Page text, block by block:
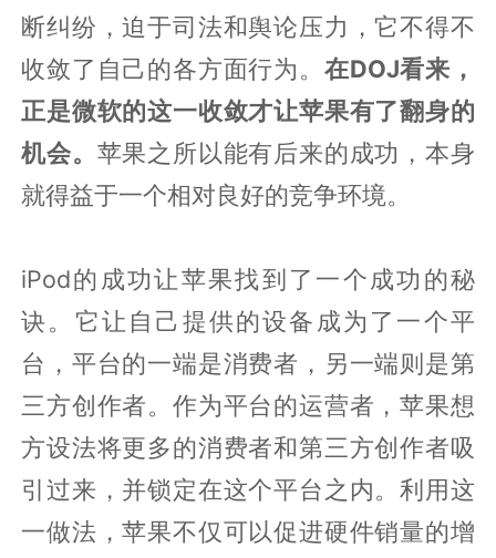
断纠纷，迫于司法和舆论压力，它不得不
收敛了自己的各方面行为。 在DOJ看来，
正是微软的这一收敛才让苹果有了翻身的
机会。 苹果之所以能有后来的成功，本身
就得益于一个相对良好的竞争环境。
iPod的成功让苹果找到了一个成功的秘
诀。它让自己提供的设备成为了一个平
台，平台的一端是消费者，另一端则是第
三方创作者。作为平台的运营者，苹果想
方设法将更多的消费者和第三方创作者吸
引过来，并锁定在这个平台之内。利用这
一做法，苹果不仅可以促进硬件销量的增